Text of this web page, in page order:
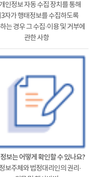
인정보 자동 수집 장치를 통해
3자가 행태정보를 수집하도록
는 경우 그 수집·이용 및 거부에
관한 사항
보는 어떻게 확인할 수 있나요?
보주체와 법정대리인의 권리·